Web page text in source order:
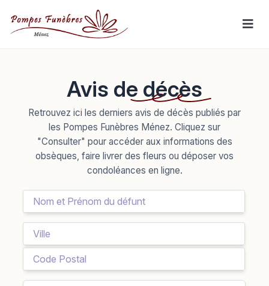
Avis de décès
Retrouvez ici les derniers avis de décès publiés par
les Pompes Funèbres Ménez. Cliquez sur
"Consulter" pour accéder aux informations des
obsèques, faire livrer des fleurs ou déposer vos
condoléances en ligne.